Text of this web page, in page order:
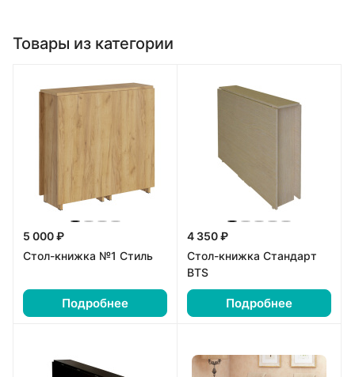
Товары из категории
5 000 ₽
Стол-книжка №1 Стиль
Подробнее
4 350 ₽
Стол-книжка Стандарт
BTS
Подробнее